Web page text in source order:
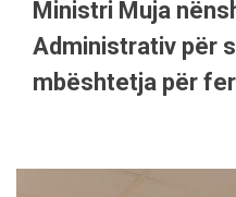
Ministri Muja
Administrativ për
mbështetja për